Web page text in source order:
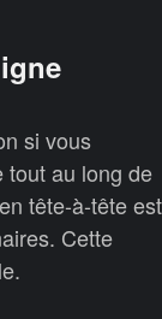
si vous
tout au long de
tête-à-tête est
Cette